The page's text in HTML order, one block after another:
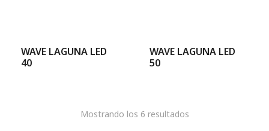
WAVE LAGUNA LED
40
WAVE LAGUNA LED
50
Mostrando los 6 resultados